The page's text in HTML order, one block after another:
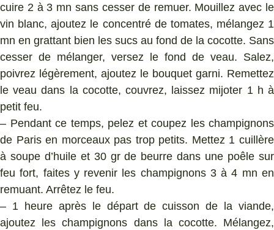
cuire 2 à 3 mn sans cesser de remuer. Mouillez avec le
vin blanc, ajoutez le concentré de tomates, mélangez 1
mn en grattant bien les sucs au fond de la cocotte. Sans
cesser de mélanger, versez le fond de veau. Salez,
poivrez légèrement, ajoutez le bouquet garni. Remettez
le veau dans la cocotte, couvrez, laissez mijoter 1 h à
petit feu.
– Pendant ce temps, pelez et coupez les champignons
de Paris en morceaux pas trop petits. Mettez 1 cuillère
à soupe d’huile et 30 gr de beurre dans une poêle sur
feu fort, faites y revenir les champignons 3 à 4 mn en
remuant. Arrêtez le feu.
– 1 heure après le départ de cuisson de la viande,
ajoutez les champignons dans la cocotte. Mélangez,